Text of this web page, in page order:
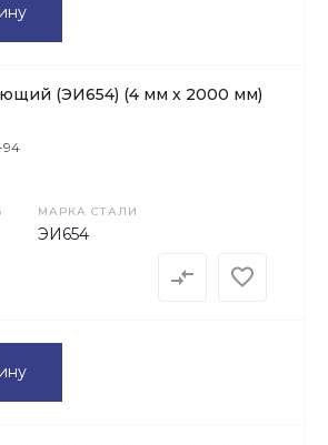
(ЭИ654) (4 мм х 2000 мм)
94
МАРКА СТАЛИ
ЭИ654